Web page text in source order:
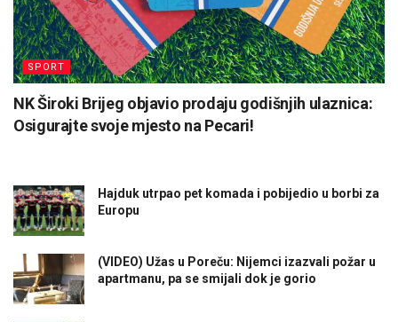
SPORT
NK Široki Brijeg objavio prodaju godišnjih ulaznica:
Osigurajte svoje mjesto na Pecari!
Hajduk utrpao pet komada i pobijedio u borbi za
Europu
(VIDEO) Užas u Poreču: Nijemci izazvali požar u
apartmanu, pa se smijali dok je gorio